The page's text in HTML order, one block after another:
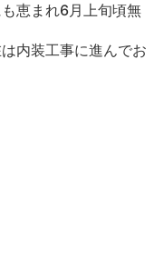
恵まれ6月上旬頃無
内装工事に進んでお